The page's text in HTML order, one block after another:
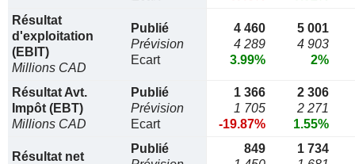
Résultat
d'exploitation
(EBIT)
Millions CAD
Publié
Prévision
Ecart
4 460
4 289
3.99%
5 001
4 903
2%
Résultat Avt.
Impôt (EBT)
Millions CAD
Publié
Prévision
Ecart
1 366
1 705
-19.87%
2 306
2 271
1.55%
Résultat net
Publié
849
1 734